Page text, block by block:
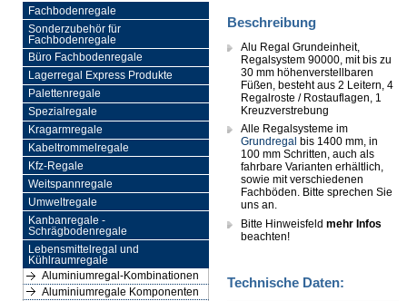
Fachbodenregale
Sonderzubehör für
Fachbodenregale
Büro Fachbodenregale
Lagerregal Express Produkte
Palettenregale
Spezialregale
Kragarmregale
Kabeltrommelregale
Kfz-Regale
Weitspannregale
Umweltregale
Kanbanregale -
Schrägbodenregale
Lebensmittelregal und
Kühlraumregale
Aluminiumregal-Kombinationen
Aluminiumregale Komponenten
Beschreibung
Alu Regal Grundeinheit,
Regalsystem 90000, mit bis zu
30 mm höhenverstellbaren
Füßen, besteht aus 2 Leitern, 4
Regalroste / Rostauflagen, 1
Kreuzverstrebung
Alle Regalsysteme im
Grundregal bis 1400 mm, in
100 mm Schritten, auch als
fahrbare Varianten erhältlich,
sowie mit verschiedenen
Fachböden. Bitte sprechen Sie
uns an.
Bitte Hinweisfeld mehr Infos
beachten!
Technische Daten: